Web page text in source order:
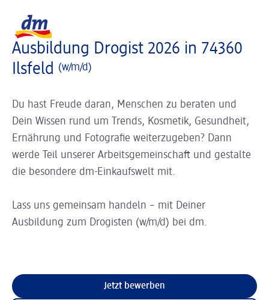
Ausbildung Drogist 2026 in 74360
Ilsfeld (w/m/d)
Du hast Freude daran, Menschen zu beraten und
Dein Wissen rund um Trends, Kosmetik, Gesundheit,
Ernährung und Fotografie weiterzugeben? Dann
werde Teil unserer Arbeitsgemeinschaft und gestalte
die besondere dm-Einkaufswelt mit.
Lass uns gemeinsam handeln – mit Deiner
Ausbildung zum Drogisten (w/m/d) bei dm.
Jetzt bewerben